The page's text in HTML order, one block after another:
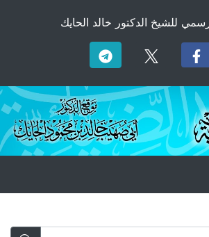
للشيخ الدكتور خالد الحايك